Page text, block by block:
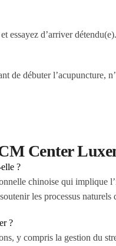
essayez d’arriver
de débuter
Center
?
chinoise qui
les processus
?
y compris la gestion du